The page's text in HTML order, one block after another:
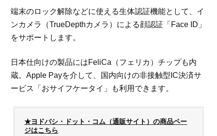
端末のロック解除などに使える生体認証機能として、イ
ンカメラ（TrueDepthカメラ）による顔認証「Face ID」
をサポートします。
日本仕向けの製品にはFeliCa（フェリカ）チップも内
蔵。Apple Payを介して、国内向けの非接触型IC決済サ
ービス「おサイフケータイ」も利用できます。
★ヨドバシ・ドット・コム（通販サイト）の商品ペー
ジはこちら